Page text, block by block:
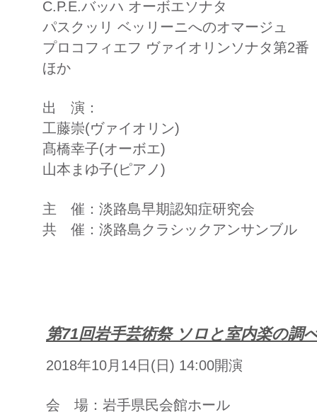
C.P.E.バッハ オーボエソナタ
パスクッリ ベッリーニへのオマージュ
プロコフィエフ ヴァイオリンソナタ第2番
​ほか
出 演：
工藤崇(ヴァイオリン)
髙橋幸子(オーボエ)
山本まゆ子(ピアノ)
主 催：淡路島早期認知症研究会
共 催：淡路島クラシックアンサンブル
第71回岩手芸術祭 ソロと室内楽の調
2018年10月14日(日) 14:00開演
会 場：岩手県民会館ホール